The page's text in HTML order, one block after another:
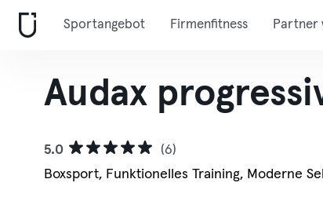
Sportangebot Firmenfitness Partner
Audax
5.0
(6)
Boxsport, Funktionelles Training, Moderne